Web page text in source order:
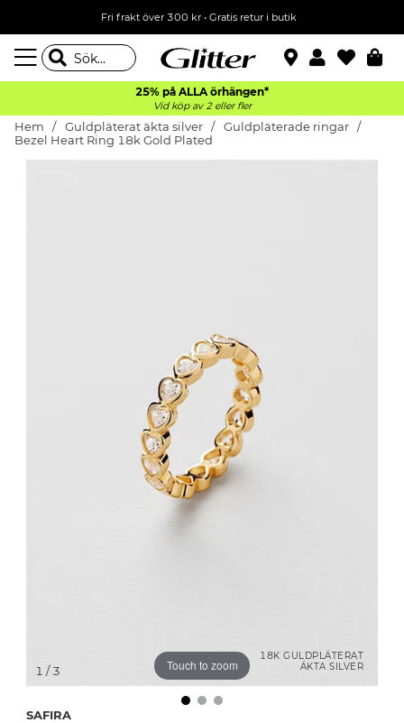
Fri frakt över 300 kr• Gratis retur i butik
25% på ALLA örhängen*
Vid köp av 2 eller fler
Hem Guldpläterat äkta silver
Guldpläterade ringar
Bezel Heart Ring 18k Gold Plated
18K GULDPLÄTERAT
ÄKTA SILVER
Touch to zoom
1 / 3
SAFIRA